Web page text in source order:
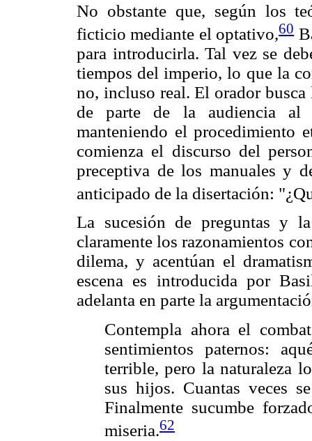
No obstante que, según los
ficticio mediante el optativo,60
para introducirla. Tal vez se
tiempos del imperio, lo que la
no, incluso real. El orador
de parte de la audiencia al
manteniendo el procedimiento
comienza el discurso del
preceptiva de los manuales y
anticipado de la disertación:
La sucesión de preguntas y
claramente los razonamientos
dilema, y acentúan el
escena es introducida por
adelanta en parte la
Contempla ahora el
sentimientos paternos:
terrible, pero la naturaleza
sus hijos. Cuantas veces
Finalmente sucumbe
miseria.62